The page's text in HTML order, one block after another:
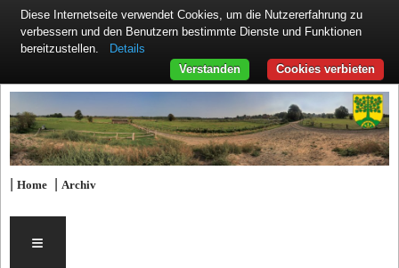
|Home |Archiv
≡
Diese Internetseite verwendet Cookies, um die Nutzererfahrung zu
verbessern und den Benutzern bestimmte Dienste und Funktionen
bereitzustellen.
Details
Cookies verbieten
Verstanden